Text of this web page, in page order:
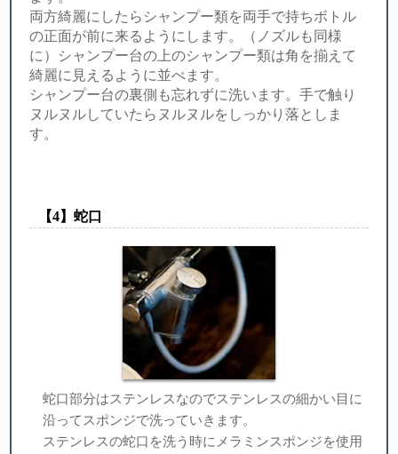
両方綺麗にしたらシャンプー類を両手で持ちボトル
の正面が前に来るようにします。（ノズルも同様
に）シャンプー台の上のシャンプー類は角を揃えて
綺麗に見えるように並べます。
シャンプー台の裏側も忘れずに洗います。手で触り
ヌルヌルしていたらヌルヌルをしっかり落としま
す。
【︎4】蛇口
蛇口部分はステンレスなのでステンレスの細かい目に
沿ってスポンジで洗っていきます。
ステンレスの蛇口を洗う時にメラミンスポンジを使用